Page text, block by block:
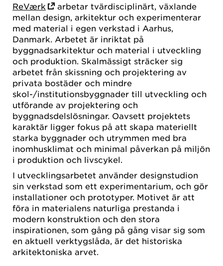
ReVærk
arbetar tvärdisciplinärt, växlande
mellan design, arkitektur och experimenterar
med material i egen verkstad i Aarhus,
Danmark. Arbetet är inriktat på
byggnadsarkitektur och material i utveckling
och produktion. Skalmässigt sträcker sig
arbetet från skissning och projektering av
privata bostäder och mindre
skol-/institutionsbyggnader till utveckling och
utförande av projektering och
byggnadsdelslösningar. Oavsett projektets
karaktär ligger fokus på att skapa materiellt
starka byggnader och utrymmen med bra
inomhusklimat och minimal påverkan på miljön
i produktion och livscykel.
I utvecklingsarbetet använder designstudion
sin verkstad som ett experimentarium, och gör
installationer och prototyper. Motivet är att
föra in materialens naturliga prestanda i
modern konstruktion och den stora
inspirationen, som gång på gång visar sig som
en aktuell verktygslåda, är det historiska
arkitektoniska arvet.